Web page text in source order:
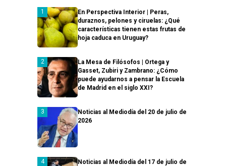
En Perspectiva Interior | Peras,
duraznos, pelones y ciruelas: ¿Qué
características tienen estas frutas de
hoja caduca en Uruguay?
La Mesa de Filósofos | Ortega y
Gasset, Zubiri y Zambrano: ¿Cómo
puede ayudarnos a pensar la Escuela
de Madrid en el siglo XXI?
Noticias al Mediodía del 20 de julio de
2026
Noticias al Mediodía del 17 de julio de